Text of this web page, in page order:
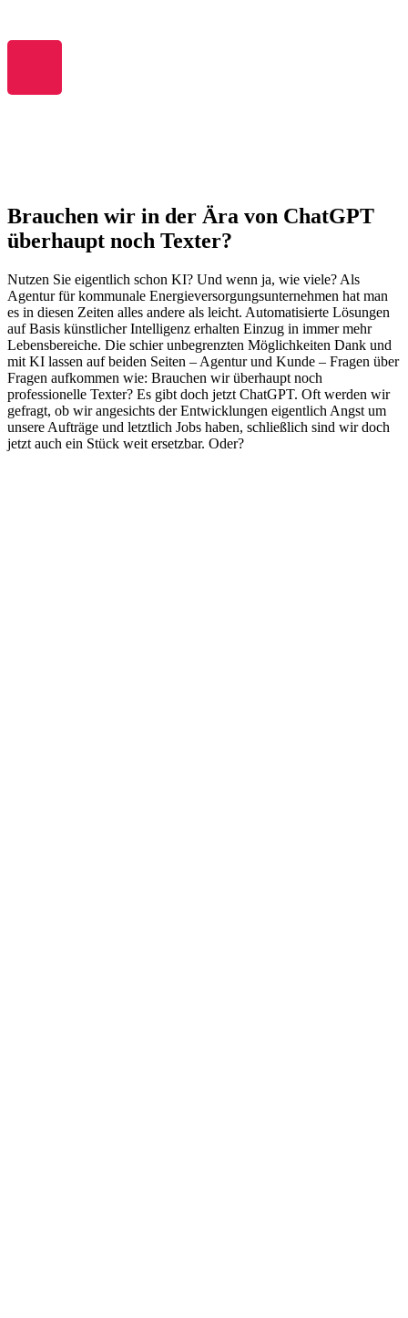
springen
Brauchen wir in der Ära von ChatGPT
überhaupt noch Texter?
Nutzen Sie eigentlich schon KI? Und wenn ja, wie viele? Als
Agentur für kommunale Energieversorgungsunternehmen hat man
es in diesen Zeiten alles andere als leicht. Automatisierte Lösungen
auf Basis künstlicher Intelligenz erhalten Einzug in immer mehr
Lebensbereiche. Die schier unbegrenzten Möglichkeiten Dank und
mit KI lassen auf beiden Seiten – Agentur und Kunde – Fragen über
Fragen aufkommen wie: Brauchen wir überhaupt noch
professionelle Texter? Es gibt doch jetzt ChatGPT. Oft werden wir
gefragt, ob wir angesichts der Entwicklungen eigentlich Angst um
unsere Aufträge und letztlich Jobs haben, schließlich sind wir doch
jetzt auch ein Stück weit ersetzbar. Oder?